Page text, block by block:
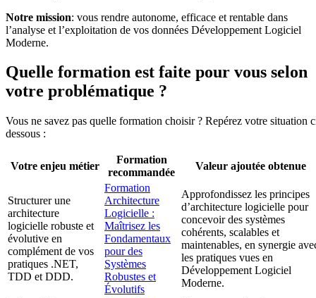
Notre mission: vous rendre autonome, efficace et rentable dans
l’analyse et l’exploitation de vos données Développement Logiciel
Moderne.
Quelle formation est faite pour vous selon
votre problématique ?
Vous ne savez pas quelle formation choisir ? Repérez votre situation
dessous :
Votre enjeu métier
Formation
recommandée
Valeur ajoutée obtenue
Structurer une
architecture
logicielle robuste et
évolutive en
complément de vos
pratiques .NET,
TDD et DDD.
Formation
Architecture
Logicielle :
Maîtrisez les
Fondamentaux
pour des
Systèmes
Robustes et
Évolutifs
Approfondissez les principes
d’architecture logicielle pour
concevoir des systèmes
cohérents, scalables et
maintenables, en synergie
les pratiques vues en
Développement Logiciel
Moderne.